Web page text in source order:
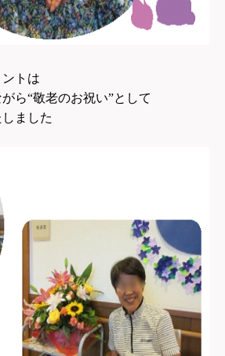
トは
ら“敬老のお祝い”として
ました